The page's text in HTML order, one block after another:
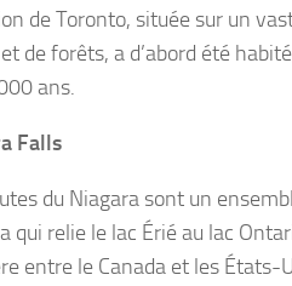
de Toronto, située sur un
de forêts, a d’abord été
ans.
Falls
du Niagara sont un
qui relie le lac Érié au lac
entre le Canada et les États-